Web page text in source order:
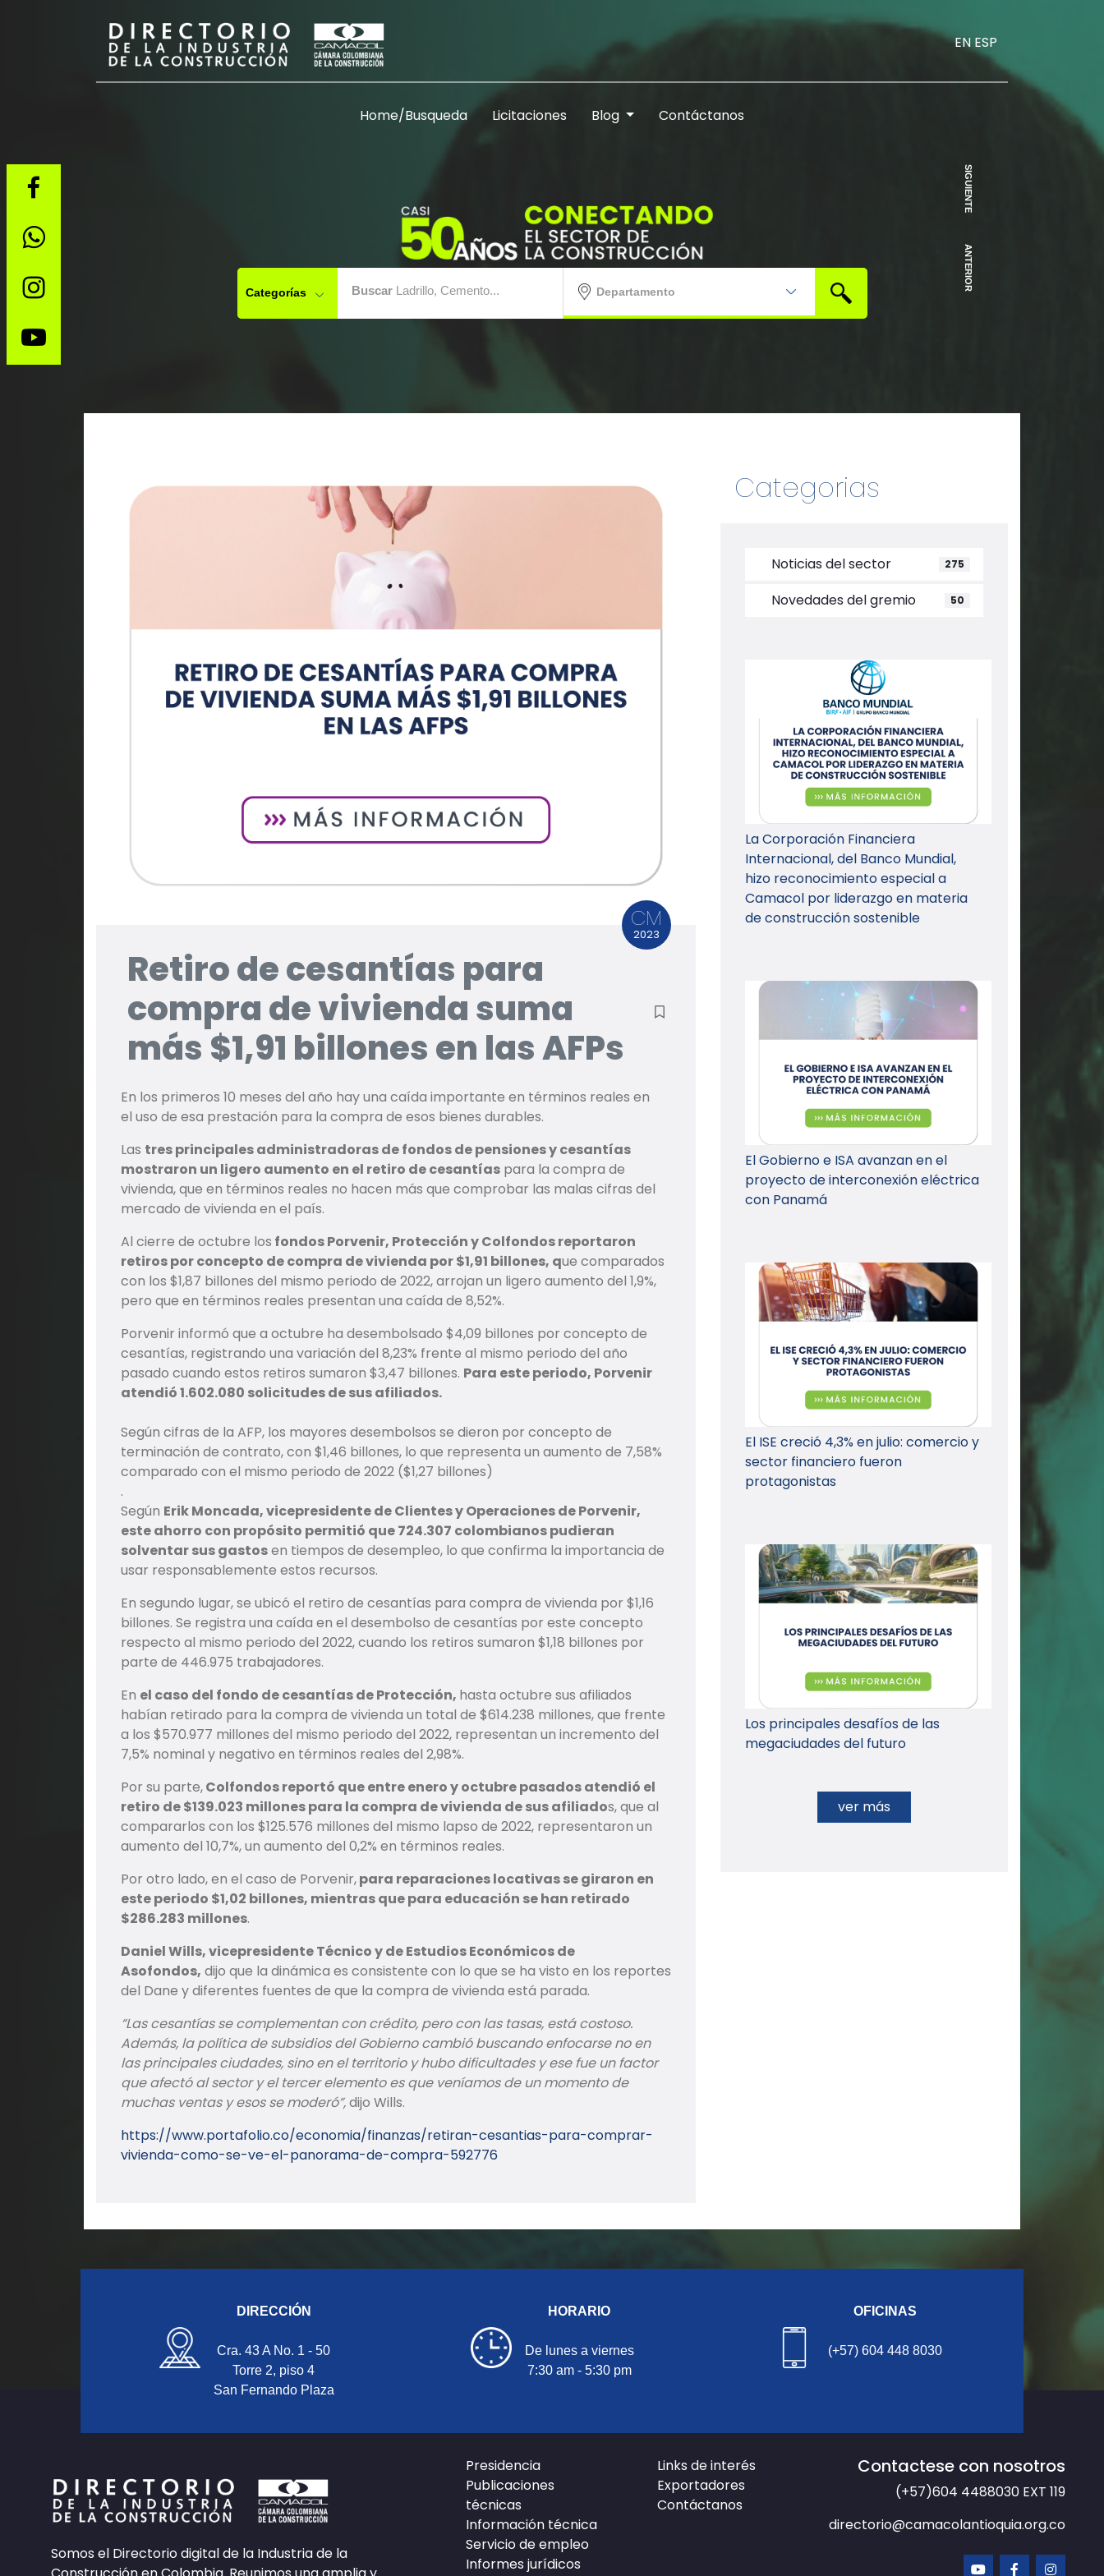
EN ESP
Home/Busqueda Licitaciones Blog Contáctanos
SIGUIENTE
ANTERIOR
Categorías BuscarLadrillo, Cemento...
CM
2023
Retiro de cesantías para
compra de vivienda suma
más $1,91 billones en las AFPs
En los primeros 10 meses del año hay una caída importante en términos reales en
el uso de esa prestación para la compra de esos bienes durables.
Las tres principales administradoras de fondos de pensiones y cesantías
mostraron un ligero aumento en el retiro de cesantías para la compra de
vivienda, que en términos reales no hacen más que comprobar las malas cifras del
mercado de vivienda en el país.
Al cierre de octubre los fondos Porvenir, Protección y Colfondos reportaron
retiros por concepto de compra de vivienda por $1,91 billones, que comparados
con los $1,87 billones del mismo periodo de 2022, arrojan un ligero aumento del 1,9%,
pero que en términos reales presentan una caída de 8,52%.
Porvenir informó que a octubre ha desembolsado $4,09 billones por concepto de
cesantías, registrando una variación del 8,23% frente al mismo periodo del año
pasado cuando estos retiros sumaron $3,47 billones. Para este periodo, Porvenir
atendió 1.602.080 solicitudes de sus afiliados.
Según cifras de la AFP, los mayores desembolsos se dieron por concepto de
terminación de contrato, con $1,46 billones, lo que representa un aumento de 7,58%
comparado con el mismo periodo de 2022 ($1,27 billones)
.
Según Erik Moncada, vicepresidente de Clientes y Operaciones de Porvenir,
este ahorro con propósito permitió que 724.307 colombianos pudieran
solventar sus gastosen tiempos de desempleo, lo que confirma la importancia de
usar responsablemente estos recursos.
En segundo lugar, se ubicó el retiro de cesantías para compra de vivienda por $1,16
billones. Se registra una caída en el desembolso de cesantías por este concepto
respecto al mismo periodo del 2022, cuando los retiros sumaron $1,18 billones por
parte de 446.975 trabajadores.
En el caso del fondo de cesantías de Protección, hasta octubre sus afiliados
habían retirado para la compra de vivienda un total de $614.238 millones, que frente
a los $570.977 millones del mismo periodo del 2022, representan un incremento del
7,5% nominal y negativo en términos reales del 2,98%.
Por su parte,Colfondos reportó que entre enero y octubre pasados atendió el
retiro de $139.023 millones para la compra de vivienda de sus afiliados, que al
compararlos con los $125.576 millones del mismo lapso de 2022, representaron un
aumento del 10,7%, un aumento del 0,2% en términos reales.
Por otro lado, en el caso de Porvenir,para reparaciones locativas se giraron en
este periodo $1,02 billones, mientras que para educación se han retirado
$286.283 millones.
Daniel Wills, vicepresidente Técnico y de Estudios Económicos de
Asofondos, dijo que la dinámica es consistente con lo que se ha visto en los reportes
del Dane y diferentes fuentes de que la compra de vivienda está parada.
“Las cesantías se complementan con crédito, pero con las tasas, está costoso.
Además, la política de subsidios del Gobierno cambió buscando enfocarse no en
las principales ciudades, sino en el territorio y hubo dificultades y ese fue un factor
que afectó al sector y el tercer elemento es que veníamos de un momento de
muchas ventas y esos se moderó”,dijo Wills.
https://www.portafolio.co/economia/finanzas/retiran-cesantias-para-comprar-
vivienda-como-se-ve-el-panorama-de-compra-592776
Categorias
Noticias del sector 275
Novedades del gremio 50
La Corporación Financiera
Internacional, del Banco Mundial,
hizo reconocimiento especial a
Camacol por liderazgo en materia
de construcción sostenible
El Gobierno e ISA avanzan en el
proyecto de interconexión eléctrica
con Panamá
El ISE creció 4,3% en julio: comercio y
sector financiero fueron
protagonistas
Los principales desafíos de las
megaciudades del futuro
ver más
DIRECCIÓN
Cra. 43 A No. 1 - 50
Torre 2, piso 4
San Fernando Plaza
HORARIO
De lunes a viernes
7:30 am - 5:30 pm
OFICINAS
(+57) 604 448 8030
Somos el Directorio digital de la Industria de la
Presidencia
Publicaciones
técnicas
Información técnica
Servicio de empleo
Informes jurídicos
Links de interés
Exportadores
Contáctanos
Contactese con nosotros
(+57)604 4488030 EXT 119
directorio@camacolantioquia.org.co